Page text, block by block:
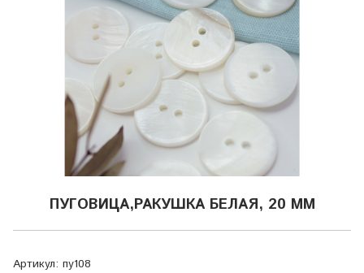
ПУГОВИЦА,РАКУШКА БЕЛАЯ, 20 ММ
Артикул: пу108